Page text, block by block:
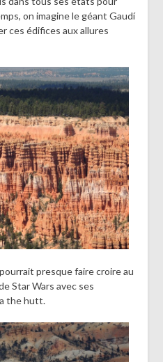
on imagine le géant Gaudí
ces édifices aux allures
presque faire croire au
Star Wars avec ses
the hutt.